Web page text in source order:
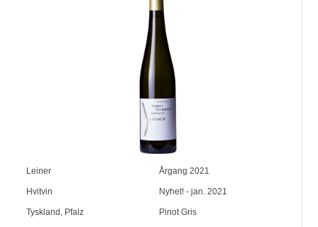
Leiner Årgang 2021
Hvitvin Nyhet! - jan. 2021
Tyskland , Pfalz Pinot Gris